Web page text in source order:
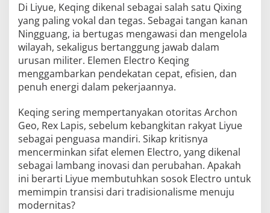
Di Liyue, Keqing dikenal sebagai salah satu Qixing
yang paling vokal dan tegas. Sebagai tangan kanan
Ningguang, ia bertugas mengawasi dan mengelola
wilayah, sekaligus bertanggung jawab dalam
urusan militer. Elemen Electro Keqing
menggambarkan pendekatan cepat, efisien, dan
penuh energi dalam pekerjaannya.
Keqing sering mempertanyakan otoritas Archon
Geo, Rex Lapis, sebelum kebangkitan rakyat Liyue
sebagai penguasa mandiri. Sikap kritisnya
mencerminkan sifat elemen Electro, yang dikenal
sebagai lambang inovasi dan perubahan. Apakah
ini berarti Liyue membutuhkan sosok Electro untuk
memimpin transisi dari tradisionalisme menuju
modernitas?